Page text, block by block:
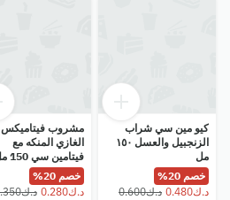
كيو مين سي شراب
الزنجبيل والعسل ١٥٠
مل
خصم 20%
مشروب فيتاميكس
الغازي المنكه مع
فيتامين سي 150 مل
خصم 20%
⁦د.ك0.280⁩
⁦د.ك0.350⁩